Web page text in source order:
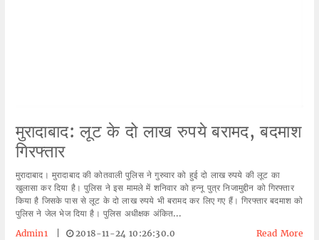
मुरादाबाद: लूट के दो लाख रुपये बरामद, बदमाश
गिरफ्तार
मुरादाबाद। मुरादाबाद की कोतवाली पुलिस ने गुरुवार को हुई दो लाख रुपये की लूट का
खुलासा कर दिया है। पुलिस ने इस मामले में शनिवार को हन्नू पुत्र निजामुद्दीन को गिरफ्तार
किया है जिसके पास से लूट के दो लाख रुपये भी बरामद कर लिए गए हैं। गिरफ्तार बदमाश को
पुलिस ने जेल भेज दिया है। पुलिस अधीक्षक अंकित...
Admin1
2018-11-24 10:26:30.0 Read More